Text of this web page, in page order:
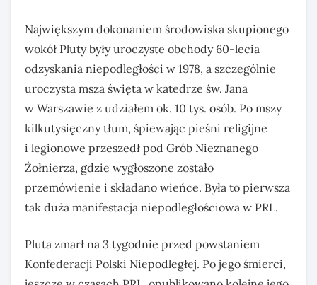
Największym dokonaniem środowiska skupionego
wokół Pluty były uroczyste obchody 60-lecia
odzyskania niepodległości w 1978, a szczególnie
uroczysta msza święta w katedrze św. Jana
w Warszawie z udziałem ok. 10 tys. osób. Po mszy
kilkutysięczny tłum, śpiewając pieśni religijne
i legionowe przeszedł pod Grób Nieznanego
Żołnierza, gdzie wygłoszone zostało
przemówienie i składano wieńce. Była to pierwsza
tak duża manifestacja niepodległościowa w PRL.
Pluta zmarł na 3 tygodnie przed powstaniem
Konfederacji Polski Niepodległej. Po jego śmierci,